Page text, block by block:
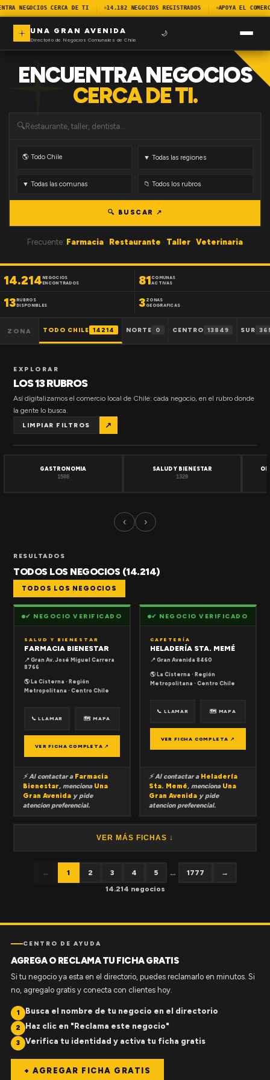
NEGOCIOS CERCA DE TI 14.182 NEGOCIOS REGISTRADOS APOYA EL
UNA GRAN AVENIDA
Directorio de Negocios Comunales de Chile
🌙
ENCUENTRA NEGOCIOS
CERCA DE TI.
🔍
🔍 BUSCAR ↗
Frecuente: Farmacia · Restaurante · Taller · Veterinaria
14.214NEGOCIOS
ENCONTRADOS
81 COMUNAS
ACTIVAS
13RUBROS
DISPONIBLES
3 ZONAS
GEOGRAFICAS
ZONA TODO CHILE 14214 NORTE 0 CENTRO 13849 SUR
EXPLORAR
LOS 13 RUBROS
Así digitalizamos el comercio local de Chile: cada negocio, en el rubro donde
la gente lo busca.
LIMPIAR FILTROS ↗
GASTRONOMIA
1508
SALUD Y BIENESTAR
1320
‹ ›
RESULTADOS
TODOS LOS NEGOCIOS (14.214)
TODOS LOS NEGOCIOS
✔ NEGOCIO VERIFICADO
SALUD Y BIENESTAR
FARMACIA BIENESTAR
📍 Gran Av. José Miguel Carrera
8766
🌎 La Cisterna · Región
Metropolitana · Centro Chile
📞 LLAMAR 🗺 MAPA
VER FICHA COMPLETA ↗
⚡ Al contactar a Farmacia
Bienestar, menciona Una
Gran Avenida y pide
atencion preferencial.
✔ NEGOCIO VERIFICADO
CAFETERÍA
HELADERÍA STA. MEMÉ
📍 Gran Avenida 8460
🌎 La Cisterna · Región
Metropolitana · Centro Chile
📞 LLAMAR 🗺 MAPA
VER FICHA COMPLETA ↗
⚡ Al contactar a Heladería
Sta. Memé, menciona Una
Gran Avenida y pide
atencion preferencial.
VER MÁS FICHAS ↓
← 1 2 3 4 5 ... 1777
→
14.214 negocios
CENTRO DE AYUDA
AGREGA O RECLAMA TU FICHA GRATIS
Si tu negocio ya esta en el directorio, puedes reclamarlo en minutos. Si
no, agregalo gratis y conecta con clientes hoy.
1 Busca el nombre de tu negocio en el directorio
2 Haz clic en "Reclama este negocio"
3 Verifica tu identidad y activa tu ficha gratis
+ AGREGAR FICHA GRATIS